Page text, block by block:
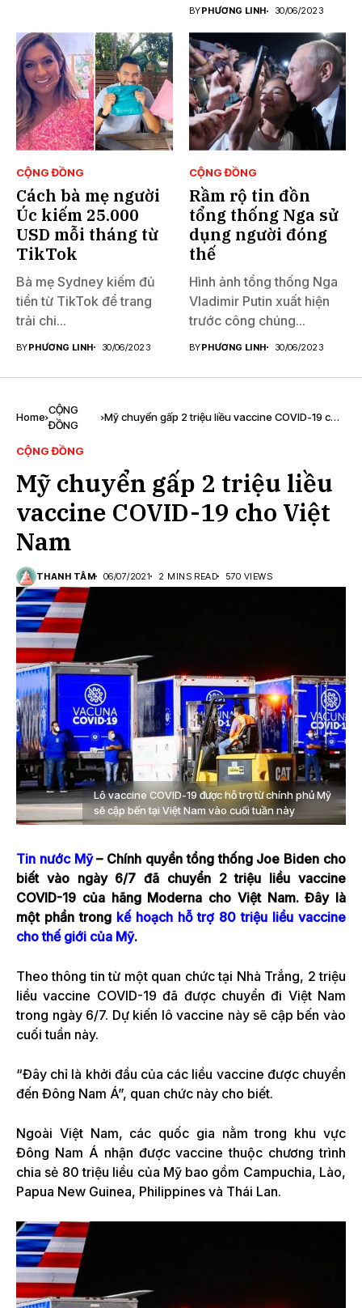
BYPHƯƠNG LINH 30/06/2023
CỘNG ĐỒNG
Cách bà mẹ người
Úc kiếm 25.000
USD mỗi tháng từ
TikTok
Bà mẹ Sydney kiếm đủ
tiền từ TikTok để trang
trải chi...
BYPHƯƠNG LINH 30/06/2023
CỘNG ĐỒNG
Rầm rộ tin đồn
tổng thống Nga sử
dụng người đóng
thế
Hình ảnh tổng thống Nga
Vladimir Putin xuất hiện
trước công chúng...
BYPHƯƠNG LINH 30/06/2023
Home
CỘNG
ĐỒNG
Mỹ chuyển gấp 2 triệu liều vaccine COVID-19 cho
CỘNG ĐỒNG
Mỹ chuyển gấp 2 triệu liều
vaccine COVID-19 cho Việt
Nam
THANH TÂM 06/07/2021 2 MINS READ 570 VIEWS
Lô vaccine COVID-19 được hỗ trợ từ chính phủ Mỹ
sẽ cập bến tại Việt Nam vào cuối tuần này
Tin nước Mỹ– Chính quyền tổng thống Joe Biden cho
biết vào ngày 6/7 đã chuyển 2 triệu liều vaccine
COVID-19 của hãng Moderna cho Việt Nam. Đây là
một phần trong kế hoạch hỗ trợ 80 triệu liều vaccine
cho thế giới của Mỹ.
Theo thông tin từ một quan chức tại Nhà Trắng, 2 triệu
liều vaccine COVID-19 đã được chuyển đi Việt Nam
trong ngày 6/7. Dự kiến lô vaccine này sẽ cập bến vào
cuối tuần này.
“Đây chỉ là khởi đầu của các liều vaccine được chuyển
đến Đông Nam Á”, quan chức này cho biết.
Ngoài Việt Nam, các quốc gia nằm trong khu vực
Đông Nam Á nhận được vaccine thuộc chương trình
chia sẻ 80 triệu liều của Mỹ bao gồm Campuchia, Lào,
Papua New Guinea, Philippines và Thái Lan.